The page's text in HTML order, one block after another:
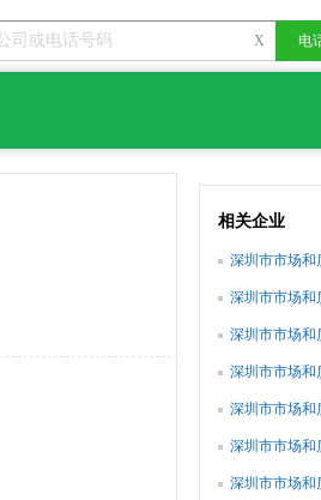
X 电
相关企业
深圳市市场和
深圳市市场和
深圳市市场和
深圳市市场和
深圳市市场和
深圳市市场和
深圳市市场和